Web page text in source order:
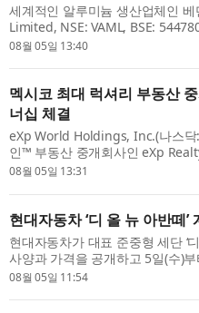
세계적인 알루미늄 생산업체인
Limited, NSE: VAML, BSE:
발표했다. 이번 실적은 인적분할
08월 05일 13:40
멕시코 최대 럭셔리 부동산
너십 체결
eXp World Holdings, Inc.(나스닥
인™ 부동산 중개회사인 eXp
지역에서 거래 건수 기준 1위 부
08월 05일 13:31
현대자동차 ‘디 올 뉴 아반떼’
현대자동차가 대표 준중형 세단 ‘
사양과 가격을 공개하고 5일(수)
8세대 완전변경 모델로, △정교한
08월 05일 11:54